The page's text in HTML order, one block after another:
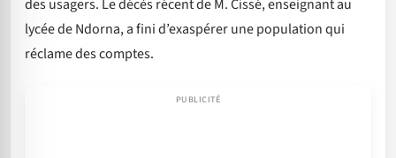
des usagers. Le décès récent de M. Cissé, enseignant au
lycée de Ndorna, a fini d’exaspérer une population qui
réclame des comptes.